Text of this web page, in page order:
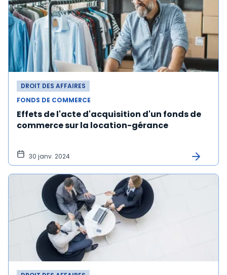
DROIT DES AFFAIRES
FONDS DE COMMERCE
Effets de l'acte d'acquisition d'un fonds de
commerce sur la location-gérance
30 janv. 2024